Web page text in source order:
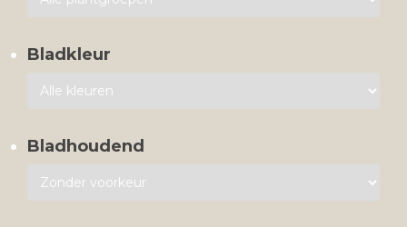
Bladkleur
Bladhoudend